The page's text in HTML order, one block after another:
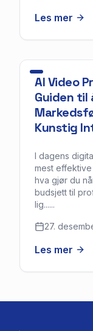
Les mer
AI Video
Guiden til
Kunstig
I dagens
mest
hva gjør du
budsjett til
lig......
27.
Les mer